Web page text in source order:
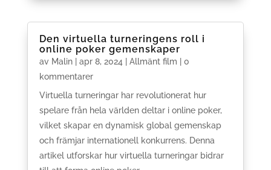
Den virtuella turneringens roll i
online poker gemenskaper
av Malin| apr 8, 2024 | Allmänt film | 0
kommentarer
Virtuella turneringar har revolutionerat hur
spelare från hela världen deltar i online poker,
vilket skapar en dynamisk global gemenskap
och främjar internationell konkurrens. Denna
artikel utforskar hur virtuella turneringar bidrar